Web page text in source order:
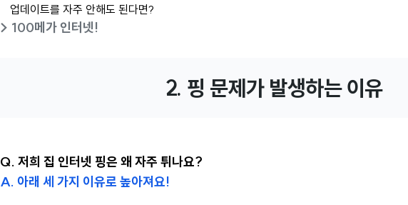
업데이트를 자주 안해도 된다면?
> 100메가 인터넷!
2. 핑 문제가 발생하는 이유
Q. 저희 집 인터넷 핑은 왜 자주 튀나요?
A. 아래 세 가지 이유로 높아져요!